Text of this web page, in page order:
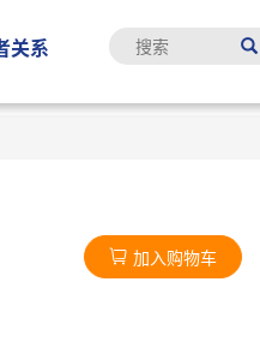
关系
加入购物车